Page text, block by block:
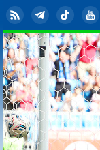
RSS TelegramTikTok